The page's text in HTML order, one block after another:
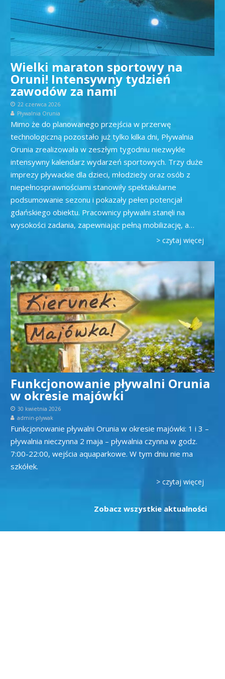
Wielki maraton sportowy na
Oruni! Intensywny tydzień
zawodów za nami
22 czerwca 2026
Pływalnia Orunia
Mimo że do planowanego przejścia w przerwę
technologiczną pozostało już tylko kilka dni, Pływalnia
Orunia zrealizowała w zeszłym tygodniu niezwykle
intensywny kalendarz wydarzeń sportowych. Trzy duże
imprezy pływackie dla dzieci, młodzieży oraz osób z
niepełnosprawnościami stanowiły spektakularne
podsumowanie sezonu i pokazały pełen potencjał
gdańskiego obiektu. Pracownicy pływalni stanęli na
wysokości zadania, zapewniając pełną mobilizację, a…
> czytaj więcej
Funkcjonowanie pływalni Orunia
w okresie majówki
30 kwietnia 2026
admin-plywak
Funkcjonowanie pływalni Orunia w okresie majówki: 1 i 3 –
pływalnia nieczynna 2 maja – pływalnia czynna w godz.
7:00-22:00, wejścia aquaparkowe. W tym dniu nie ma
szkółek.
> czytaj więcej
Zobacz wszystkie aktualności